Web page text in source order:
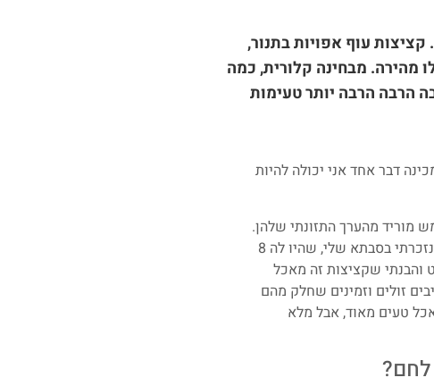
עוף אפויות בתנור,
מהירה. מבחינה קלורית, כמה
הרבה הרבה יותר טעימות
דבר אחד אני יכולה להיות
מוריד מהערך התזונתי שלהן.
החזה עוף מכיל כמות גבוהה של חלבון והפחמימות (פירורי לחם או קמח חסרי ערך תזונתי). ואז נזכרתי בסבתא שלי, שהיו לה 8
והבנתי שקציצות זה מאכל
זולים וזמינים שחלק מהם
טעים מאוד, אבל מלא
לחם?